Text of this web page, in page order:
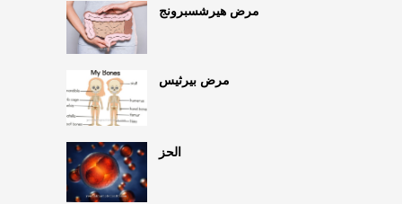
مرض هيرشسبرونج
مرض بيرثيس
الحز